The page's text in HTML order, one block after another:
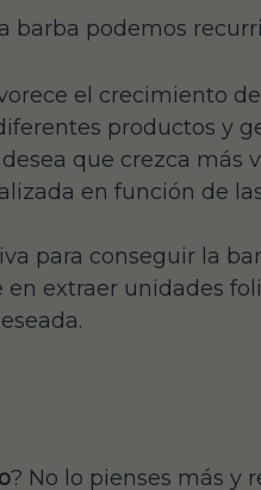
barba podemos
el crecimiento
productos y
que crezca más
en función de
para conseguir la
extraer unidades
? No lo pienses más y